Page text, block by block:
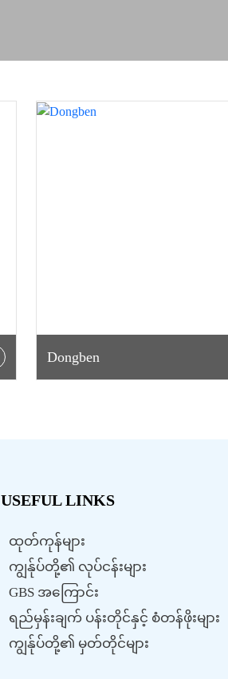
Dongben
USEFUL LINKS
ထုတ်ကုန်များ
ကျွန်ုပ်တို့၏ လုပ်ငန်းများ
GBS အကြောင်း
ရည်မှန်းချက် ပန်းတိုင်နှင့် စံတန်ဖိုးများ
ကျွန်ုပ်တို့၏ မှတ်တိုင်များ